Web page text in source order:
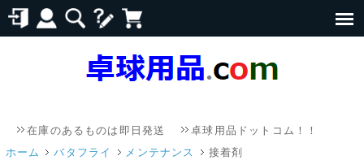
在庫のあるものは即日発送 卓球用品ドットコム！！
ホーム
バタフライ メンテナンス 接着剤